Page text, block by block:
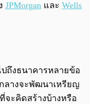
JPMorgan และ Wells
ถึงธนาคารหลายข้อ
ลางจะพัฒนาเหรียญ
ะคิดสร้างบ้างหรือ